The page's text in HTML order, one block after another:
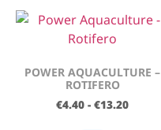
POWER AQUACULTURE –
ROTIFERO
€4.40 - €13.20